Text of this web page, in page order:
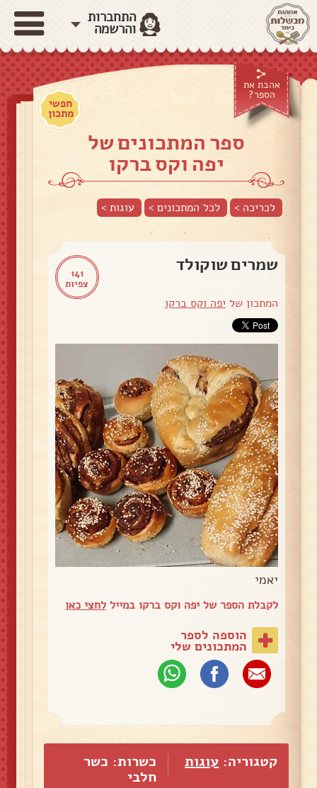
התחברות
והרשמה
אהבת את
הספר?
חפשי
מתכון
ספר המתכונים של
יפה וקס ברקו
לכריכה > לכל המתכונים > עוגות>
141
צפיות
שמרים שוקולד
המתכון של יפה וקס ברקו
יאמי
לקבלת הספר של יפה וקס ברקו במייללחצי כאן
הוספה לספר
המתכונים שלי
קטגוריה: עוגות
כשרות: כשר
חלבי